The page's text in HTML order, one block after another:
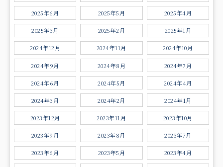
2025年6月 2025年5月 2025年4月
2025年3月 2025年2月 2025年1月
2024年12月 2024年11月 2024年10月
2024年9月 2024年8月 2024年7月
2024年6月 2024年5月 2024年4月
2024年3月 2024年2月 2024年1月
2023年12月 2023年11月 2023年10月
2023年9月 2023年8月 2023年7月
2023年6月 2023年5月 2023年4月